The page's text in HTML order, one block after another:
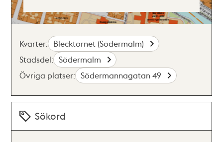
Kvarter: Blecktornet (Södermalm)
Stadsdel: Södermalm
Övriga platser: Södermannagatan 49
Sökord